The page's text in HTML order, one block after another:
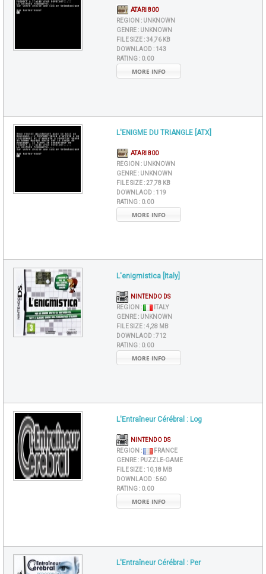
ATARI 800
REGION : UNKNOWN
GENRE : UNKNOWN
FILE SIZE :34,76 KB
DOWNLAOD : 143
RATING : 0.00
MORE INFO
L'ENIGME DU TRIANGLE [ATX]
ATARI 800
REGION : UNKNOWN
GENRE : UNKNOWN
FILE SIZE :27,78 KB
DOWNLAOD : 119
RATING : 0.00
MORE INFO
L'enigmistica [Italy]
NINTENDO DS
REGION :
ITALY
GENRE : UNKNOWN
FILE SIZE :4,28 MB
DOWNLAOD :712
RATING : 0.00
MORE INFO
L'Entraîneur Cérébral : Log
NINTENDO DS
REGION :
FRANCE
GENRE : PUZZLE-GAME
FILE SIZE : 10,18 MB
DOWNLAOD :560
RATING : 0.00
MORE INFO
L'Entraîneur Cérébral : Per